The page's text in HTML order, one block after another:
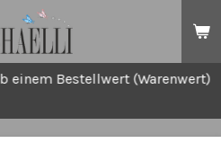
einem Bestellwert (Warenwert)